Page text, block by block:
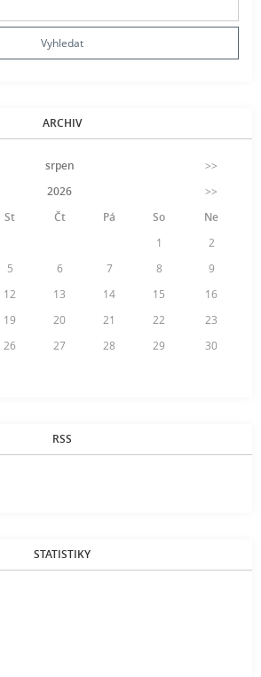
ARCHIV
srpen
>>
2026
>>
St Čt Pá So
Ne
1
2
5 6 7 8
9
12 13 14 15
16
19 20 21 22
23
26 27 28 29
30
RSS
STATISTIKY